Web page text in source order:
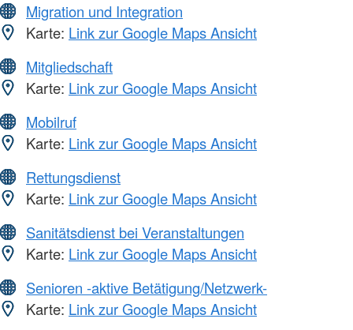
Migration und Integration
Karte: Link zur Google Maps Ansicht
Mitgliedschaft
Karte: Link zur Google Maps Ansicht
Mobilruf
Karte: Link zur Google Maps Ansicht
Rettungsdienst
Karte: Link zur Google Maps Ansicht
Sanitätsdienst bei Veranstaltungen
Karte: Link zur Google Maps Ansicht
Senioren -aktive Betätigung/Netzwerk-
Karte: Link zur Google Maps Ansicht